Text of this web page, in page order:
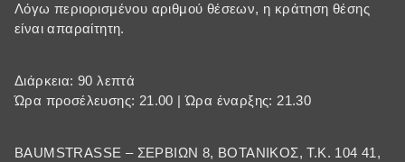
Λόγω περιορισμένου αριθμού θέσεων, η κράτηση θέσης
είναι απαραίτητη.
Διάρκεια: 90 λεπτά
Ώρα προσέλευσης: 21.00 | Ώρα έναρξης: 21.30
BAUMSTRASSE – ΣΕΡΒΙΩΝ 8, ΒΟΤΑΝΙΚΟΣ, Τ.Κ. 104 41,